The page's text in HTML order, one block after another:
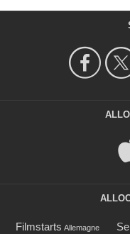
Filmstarts Allemagne